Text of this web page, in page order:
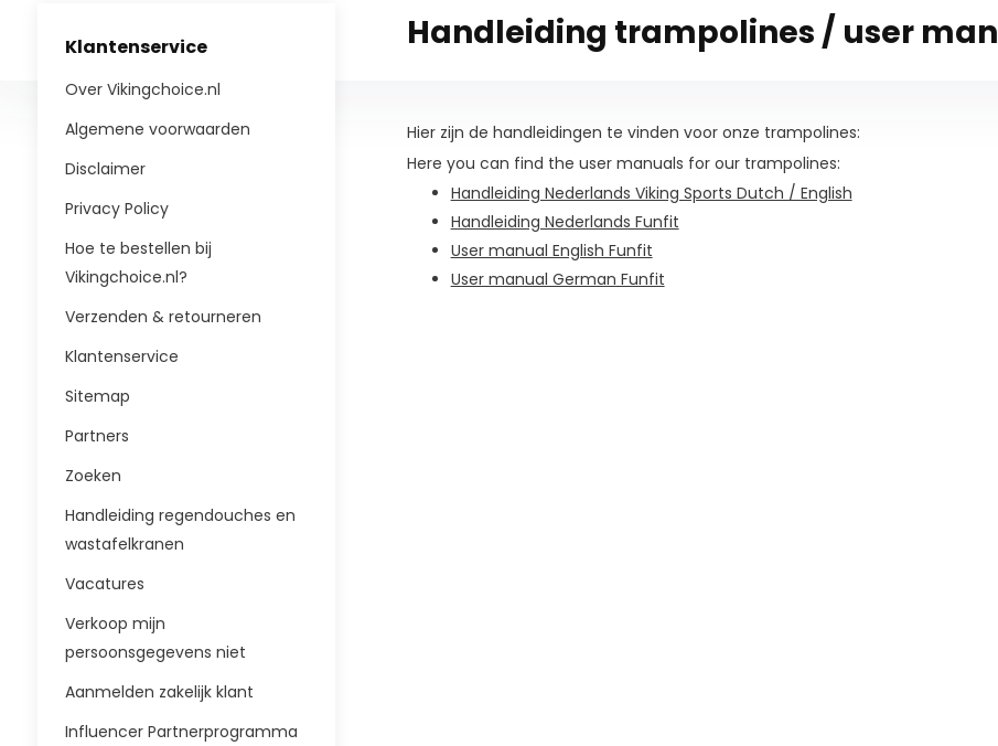
Klantenservice
Over Vikingchoice.nl
Algemene voorwaarden
Disclaimer
Privacy Policy
Hoe te bestellen bij
Vikingchoice.nl?
Verzenden & retourneren
Klantenservice
Sitemap
Partners
Zoeken
Handleiding regendouches en
wastafelkranen
Vacatures
Verkoop mijn
persoonsgegevens niet
Aanmelden zakelijk klant
Influencer Partnerprogramma
Handleiding trampolines / user
Hier zijn de handleidingen te vinden voor onze trampolines:
Here you can find the user manuals for our trampolines:
Handleiding Nederlands Viking Sports Dutch / English
Handleiding Nederlands Funfit
User manual English Funfit
User manual German Funfit